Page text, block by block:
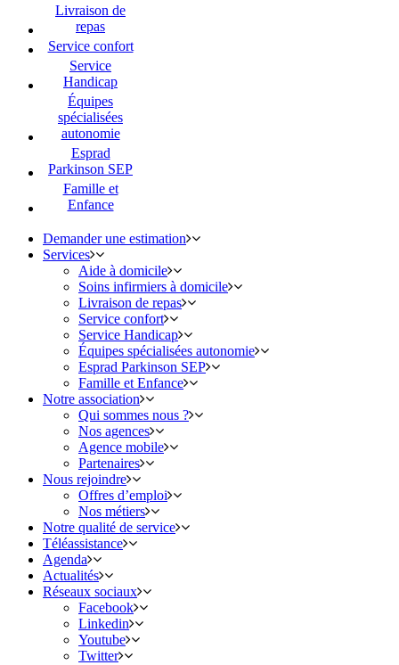
Livraison de
repas
Service confort
Service
Handicap
Équipes
spécialisées
autonomie
Esprad
Parkinson SEP
Famille et
Enfance
Demander une estimation
Services
Aide à domicile
Soins infirmiers à domicile
Livraison de repas
Service confort
Service Handicap
Équipes spécialisées autonomie
Esprad Parkinson SEP
Famille et Enfance
Notre association
Qui sommes nous ?
Nos agences
Agence mobile
Partenaires
Nous rejoindre
Offres d’emploi
Nos métiers
Notre qualité de service
Téléassistance
Agenda
Actualités
Réseaux sociaux
Facebook
Linkedin
Youtube
Twitter